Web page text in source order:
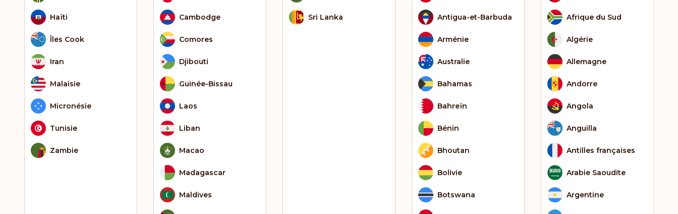
Haïti
Îles Cook
Iran
Malaisie
Micronésie
Tunisie
Zambie
Cambodge
Comores
Djibouti
Guinée-Bissau
Laos
Liban
Macao
Madagascar
Maldives
Sri Lanka Antigua-et-Barbuda
Arménie
Australie
Bahamas
Bahreïn
Bénin
Bhoutan
Bolivie
Botswana
Afrique du Sud
Algérie
Allemagne
Andorre
Angola
Anguilla
Antilles françaises
Arabie Saoudite
Argentine